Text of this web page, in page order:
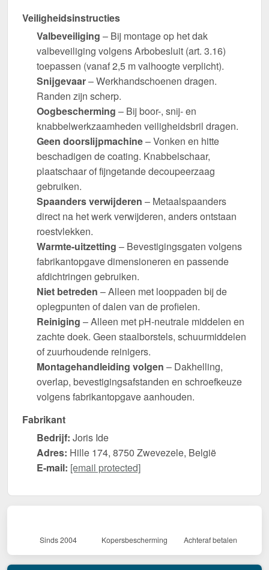
Veiligheidsinstructies
Valbeveiliging – Bij montage op het dak
valbeveiliging volgens Arbobesluit (art. 3.16)
toepassen (vanaf 2,5 m valhoogte verplicht).
Snijgevaar– Werkhandschoenen dragen.
Randen zijn scherp.
Oogbescherming – Bij boor-, snij- en
knabbelwerkzaamheden veiligheidsbril dragen.
Geen doorslijpmachine– Vonken en hitte
beschadigen de coating. Knabbelschaar,
plaatschaar of fijngetande decoupeerzaag
gebruiken.
Spaanders verwijderen – Metaalspaanders
direct na het werk verwijderen, anders ontstaan
roestvlekken.
Warmte-uitzetting – Bevestigingsgaten volgens
fabrikantopgave dimensioneren en passende
afdichtringen gebruiken.
Niet betreden – Alleen met looppaden bij de
oplegpunten of dalen van de profielen.
Reiniging – Alleen met pH-neutrale middelen en
zachte doek. Geen staalborstels, schuurmiddelen
of zuurhoudende reinigers.
Montagehandleiding volgen – Dakhelling,
overlap, bevestigingsafstanden en schroefkeuze
volgens fabrikantopgave aanhouden.
Fabrikant
Bedrijf: Joris Ide
Adres: Hille 174, 8750 Zwevezele, België
E-mail: [email protected]
Sinds 2004 Kopersbescherming Achteraf betalen